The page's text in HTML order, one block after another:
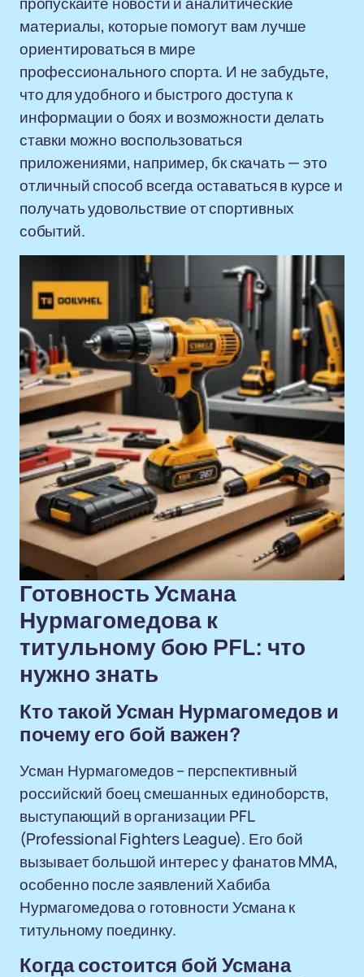
материалы, которые помогут вам лучше
ориентироваться в мире
профессионального спорта. И не забудьте,
что для удобного и быстрого доступа к
информации о боях и возможности делать
ставки можно воспользоваться
приложениями, например, бк скачать — это
отличный способ всегда оставаться в курсе и
получать удовольствие от спортивных
событий.
Готовность Усмана
Нурмагомедова к
титульному бою PFL: что
нужно знать
Кто такой Усман Нурмагомедов и
почему его бой важен?
Усман Нурмагомедов – перспективный
российский боец смешанных единоборств,
выступающий в организации PFL
(Professional Fighters League). Его бой
вызывает большой интерес у фанатов MMA,
особенно после заявлений Хабиба
Нурмагомедова о готовности Усмана к
титульному поединку.
Когда состоится бой Усмана